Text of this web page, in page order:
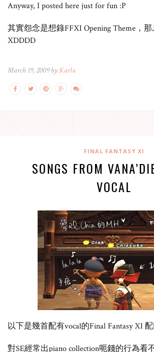
Anyway, I posted here just for fun :P
其實怨念是想錄FFXI Opening Theme，那
XDDDD
March 19, 2009 byKarla
FINAL FANTASY XI
SONGS FROM
VOCAL
以下是幾首配有vocal的Final Fantasy XI
對SE經常出piano collection呃錢的行為看